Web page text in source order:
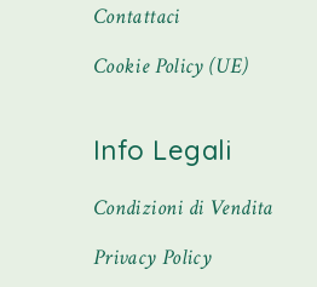
Contattaci
Cookie Policy (UE)
Info Legali
Condizioni di Vendita
Privacy Policy